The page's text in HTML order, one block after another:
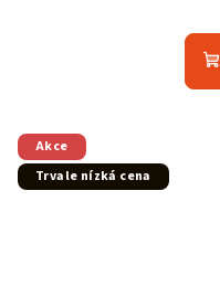
Akce
Trvale nízká cena